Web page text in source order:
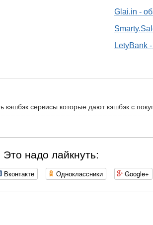
Glai.in -
LetyBank
кэшбэк сервисы которые дают кэшбэк с
Это надо лайкнуть:
Вконтакте Одноклассники Google+